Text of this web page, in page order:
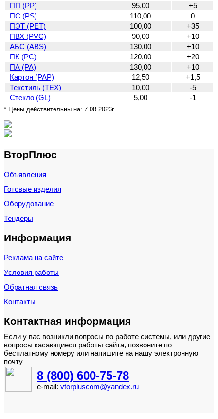
ПП (PP)
95,00
+5
ПС (PS)
110,00
0
ПЭТ (PET)
100,00
+35
ПВХ (PVC)
90,00
+10
АБС (ABS)
130,00
+10
ПК (PC)
120,00
+20
ПА (PA)
130,00
+10
Картон (PAP)
12,50
+1,5
Текстиль (TEX)
10,00
-5
Стекло (GL)
5,00 -1
* Цены действительны на: 7.08.2026г.
ВторПлюс
Объявления
Готовые изделия
Оборудование
Тендеры
Информация
Реклама на сайте
Условия работы
Обратная связь
Контакты
Контактная информация
Если у вас возникли вопросы по работе системы, или другие
вопросы касающиеся работы сайта, позвоните по
бесплатному номеру или напишите на нашу электронную
почту
8 (800) 600-75-78
e-mail: vtorpluscom@yandex.ru